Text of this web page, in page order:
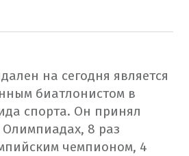
на сегодня является
биатлонистом в
спорта. Он принял
8 раз
чемпионом, 4